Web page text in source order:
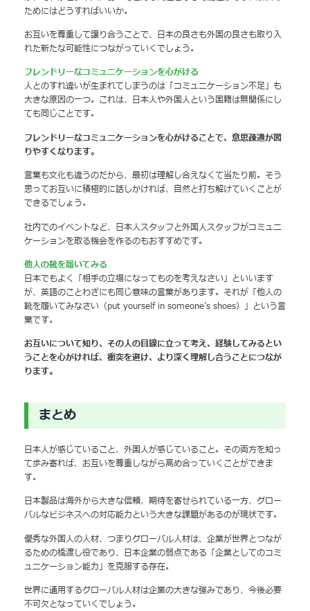
ためにはどうすればいいか。
お互いを尊重して譲り合うことで、日本の良さも外国の良さも取り入
れた新たな可能性につながっていくでしょう。
フレンドリーなコミュニケーションを心がける
人とのすれ違いが生まれてしまうのは「コミュニケーション不足」も
大きな原因の一つ。これは、日本人や外国人という国籍は無関係にし
ても同じことです。
フレンドリーなコミュニケーションを心がけることで、意思疎通が図
りやすくなります。
言葉も文化も違うのだから、最初は理解し合えなくて当たり前。そう
思ってお互いに積極的に話しかければ、自然と打ち解けていくことが
できるでしょう。
社内でのイベントなど、日本人スタッフと外国人スタッフがコミュニ
ケーションを取る機会を作るのもおすすめです。
他人の靴を履いてみる
日本でもよく「相手の立場になってものを考えなさい」といいます
が、英語のことわざにも同じ意味の言葉があります。それが「他人の
靴を履いてみなさい（put yourself in someone’s shoes）」という言
葉です。
お互いについて知り、その人の目線に立って考え、経験してみるとい
うことを心がければ、衝突を避け、より深く理解し合うことにつなが
ります。
まとめ
日本人が感じていること、外国人が感じていること。その両方を知っ
て歩み寄れば、お互いを尊重しながら高め合っていくことができま
す。
日本製品は海外から大きな信頼、期待を寄せられている一方、グロー
バルなビジネスへの対応能力という大きな課題があるのが現状です。
優秀な外国人の人材、つまりグローバル人材は、企業が世界とつなが
るための橋渡し役であり、日本企業の弱点である「企業としてのコミ
ュニケーション能力」を克服する存在。
世界に通用するグローバル人材は企業の大きな強みであり、今後必要
不可欠となっていくでしょう。